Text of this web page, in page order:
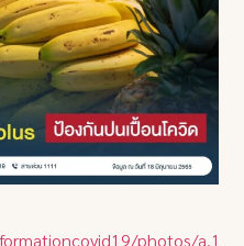
photos/